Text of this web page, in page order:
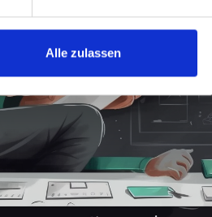
Alle zulassen